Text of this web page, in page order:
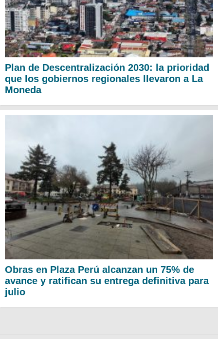
Plan de Descentralización 2030: la prioridad
que los gobiernos regionales llevaron a La
Moneda
Obras en Plaza Perú alcanzan un 75% de
avance y ratifican su entrega definitiva para
julio